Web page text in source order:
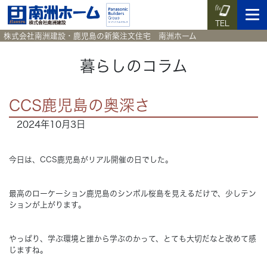
TEL
News
Works 施工実例集
株式会社南洲建設・鹿児島の新築注文住宅 南洲ホーム
暮らしのコラム
CCS鹿児島の奥深さ
2024年10月3日
今日は、CCS鹿児島がリアル開催の日でした。
最高のローケーション鹿児島のシンボル桜島を見えるだけで、少しテン
ションが上がります。
やっぱり、学ぶ環境と誰から学ぶのかって、とても大切だなと改めて感
じますね。